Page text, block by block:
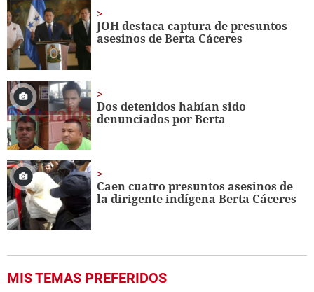
24
seconds
JOH destaca captura de presuntos
asesinos de Berta Cáceres
Dos detenidos habían sido
denunciados por Berta
Caen cuatro presuntos asesinos de
la dirigente indígena Berta Cáceres
MIS TEMAS PREFERIDOS